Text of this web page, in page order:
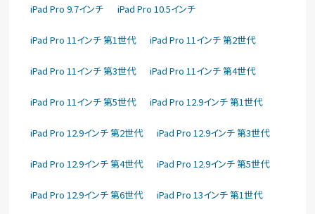
iPad Pro 9.7インチ iPad Pro 10.5インチ
iPad Pro 11インチ 第1世代 iPad Pro 11インチ 第2世代
iPad Pro 11インチ 第3世代 iPad Pro 11インチ 第4世代
iPad Pro 11インチ 第5世代 iPad Pro 12.9インチ 第1世代
iPad Pro 12.9インチ 第2世代 iPad Pro 12.9インチ 第3世代
iPad Pro 12.9インチ 第4世代 iPad Pro 12.9インチ 第5世代
iPad Pro 12.9インチ 第6世代 iPad Pro 13インチ 第1世代